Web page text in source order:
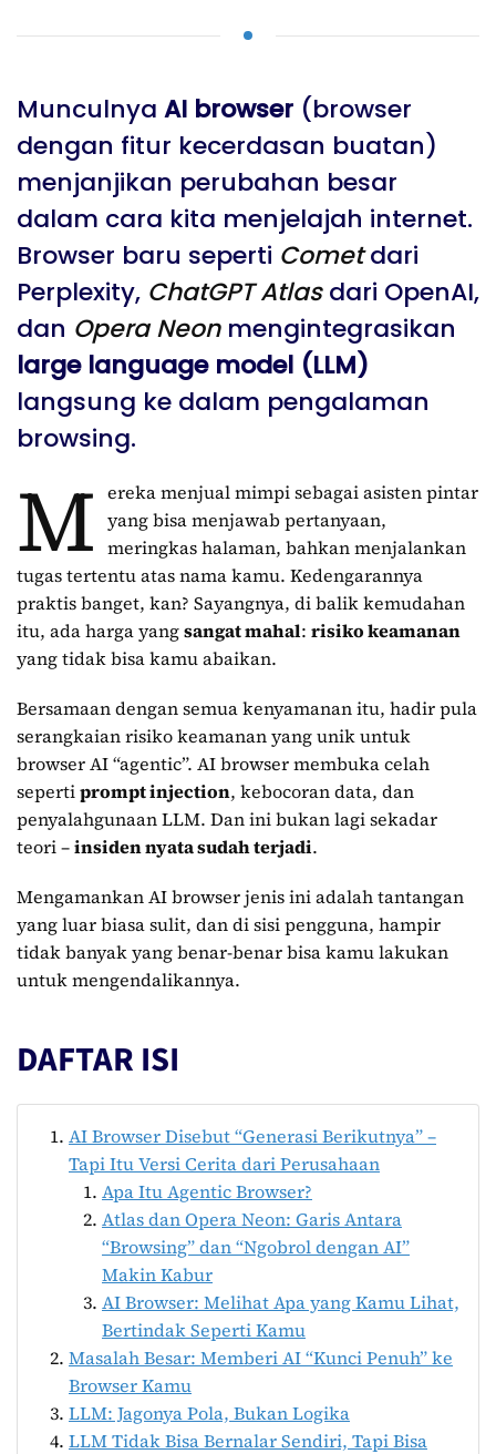
Munculnya AI browser (browser
dengan fitur kecerdasan buatan)
menjanjikan perubahan besar
dalam cara kita menjelajah internet.
Browser baru seperti Cometdari
Perplexity, ChatGPT Atlasdari OpenAI,
dan Opera Neonmengintegrasikan
large language model (LLM)
langsung ke dalam pengalaman
browsing.
M ereka menjual mimpi sebagai asisten pintar
yang bisa menjawab pertanyaan,
meringkas halaman, bahkan menjalankan
tugas tertentu atas nama kamu. Kedengarannya
praktis banget, kan? Sayangnya, di balik kemudahan
itu, ada harga yangsangat mahal: risiko keamanan
yang tidak bisa kamu abaikan.
Bersamaan dengan semua kenyamanan itu, hadir pula
serangkaian risiko keamanan yang unik untuk
browser AI “agentic”. AI browser membuka celah
sepertiprompt injection, kebocoran data, dan
penyalahgunaan LLM. Dan ini bukan lagi sekadar
teori –insiden nyata sudah terjadi.
Mengamankan AI browser jenis ini adalah tantangan
yang luar biasa sulit, dan di sisi pengguna, hampir
tidak banyak yang benar-benar bisa kamu lakukan
untuk mengendalikannya.
DAFTAR ISI
AI Browser Disebut “Generasi Berikutnya” –
Tapi Itu Versi Cerita dari Perusahaan
Apa Itu Agentic Browser?
Atlas dan Opera Neon: Garis Antara
“Browsing” dan “Ngobrol dengan AI”
Makin Kabur
AI Browser: Melihat Apa yang Kamu Lihat,
Bertindak Seperti Kamu
Masalah Besar: Memberi AI “Kunci Penuh” ke
Browser Kamu
LLM: Jagonya Pola, Bukan Logika
LLM Tidak Bisa Bernalar Sendiri, Tapi Bisa